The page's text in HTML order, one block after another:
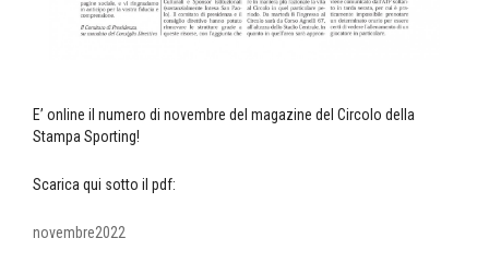
E’ online il numero di novembre del magazine del Circolo della
Stampa Sporting!
Scarica qui sotto il pdf:
novembre2022